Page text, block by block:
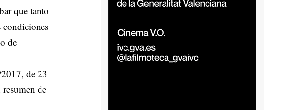
que tanto
condiciones
de
de 23
de